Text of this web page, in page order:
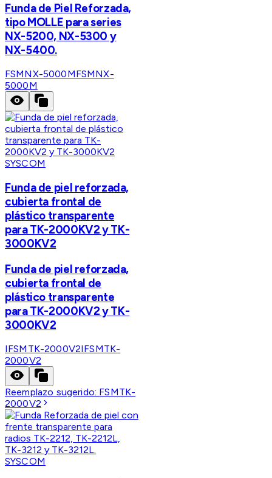
Funda de Piel Reforzada,
tipo MOLLE para series
NX-5200, NX-5300 y
NX-5400.
FSMNX-5000MFSMNX-
5000M
SYSCOM
Funda de piel reforzada,
cubierta frontal de
plástico transparente
para TK-2000KV2 y TK-
3000KV2
Funda de piel reforzada,
cubierta frontal de
plástico transparente
para TK-2000KV2 y TK-
3000KV2
IFSMTK-2000V2IFSMTK-
2000V2
Reemplazo sugerido: FSMTK-
2000V2
SYSCOM